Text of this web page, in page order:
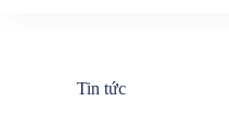
Tin tức